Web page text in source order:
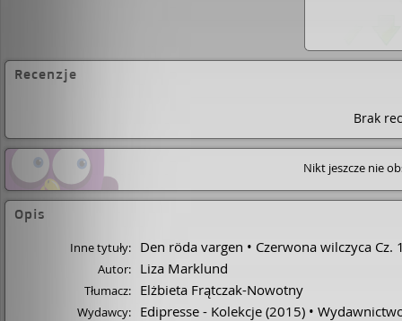
Recenzje
Brak
Nikt jeszcze nie
Opis
Inne tytuły: Den röda vargen Czerwona wilczyca Cz.
Autor: Liza Marklund
Tłumacz: Elżbieta Frątczak-Nowotny
Wydawcy: Edipresse - Kolekcje (2015)